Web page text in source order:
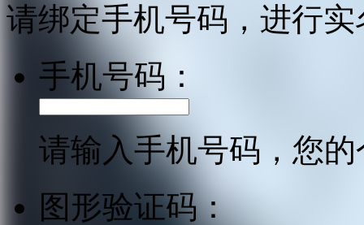
请绑定手机号码，进行
手机号码：
请输入手机号码，您
图形验证码：